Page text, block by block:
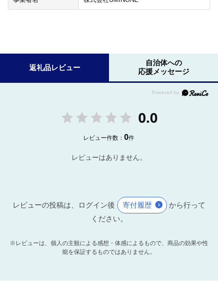
返礼品レビュー
自治体への
応援メッセージ
0.0
レビュー件数：0件
レビューはありません。
レビューの投稿は、ログイン後 寄付履歴
から行って
ください。
※レビューは、個人の主観による感想・体感によるもので、商品の効果や性
能を保証するものではありません。